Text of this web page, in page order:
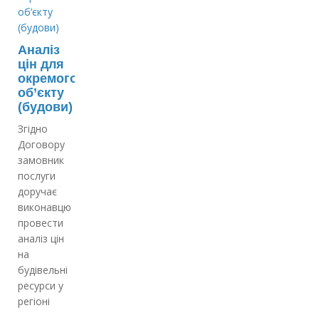
Аналіз
цін для
окремого
об’єкту
(будови)
Згідно
Договору
замовник
послуги
доручає
виконавцю
провести
аналіз цін
на
будівельні
ресурси у
регіоні